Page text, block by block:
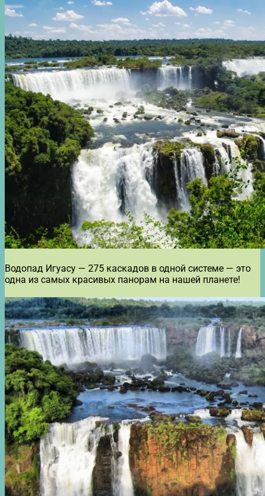
Водопад Игуасу — 275 каскадов в одной системе — это
одна из самых красивых панорам на нашей планете!